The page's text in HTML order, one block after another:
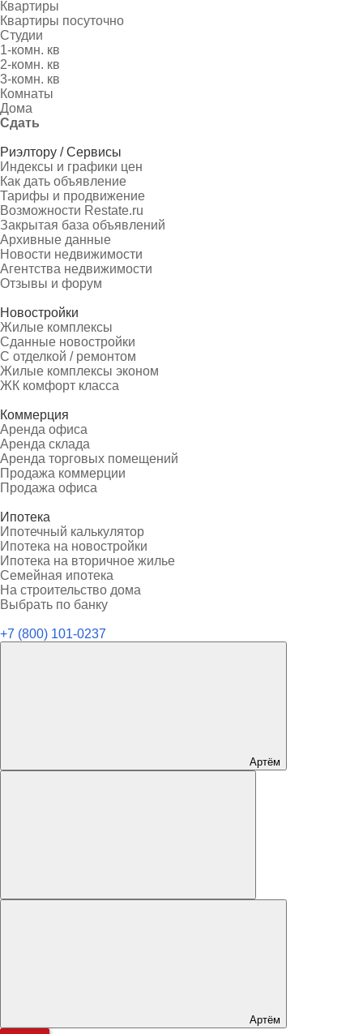
Квартиры
Квартиры посуточно
Студии
1-комн. кв
2-комн. кв
3-комн. кв
Комнаты
Дома
Сдать
Риэлтору / Сервисы
Индексы и графики цен
Как дать объявление
Тарифы и продвижение
Возможности Restate.ru
Закрытая база объявлений
Архивные данные
Новости недвижимости
Агентства недвижимости
Отзывы и форум
Новостройки
Жилые комплексы
Сданные новостройки
С отделкой / ремонтом
Жилые комплексы эконом
ЖК комфорт класса
Коммерция
Аренда офиса
Аренда склада
Аренда торговых помещений
Продажа коммерции
Продажа офиса
Ипотека
Ипотечный калькулятор
Ипотека на новостройки
Ипотека на вторичное жилье
Семейная ипотека
На строительство дома
Выбрать по банку
+7 (800) 101-0237
Артём
Артём